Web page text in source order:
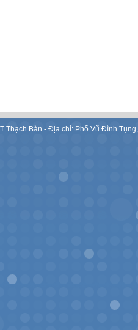
Thạch Bàn - Địa chỉ: Phố Vũ Đình